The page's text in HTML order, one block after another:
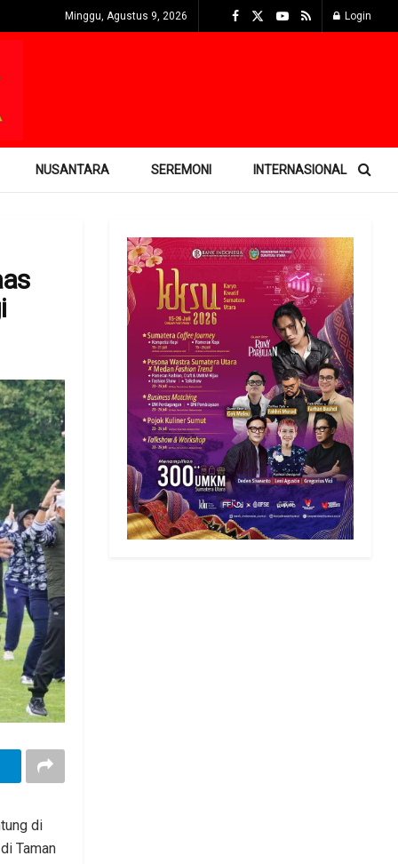
Minggu, Agustus 9, 2026 Login
NUSANTARA SEREMONI INTERNASIONAL
di
Taman